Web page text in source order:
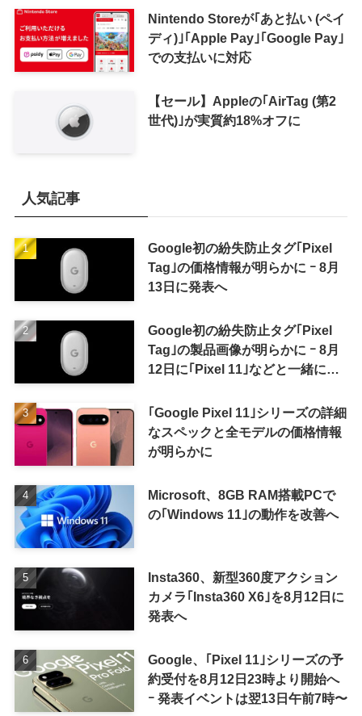
Nintendo Storeが｢あと払い (ペイ
ディ)｣｢Apple Pay｣｢Google Pay｣
での支払いに対応
【セール】Appleの｢AirTag (第2
世代)｣が実質約18%オフに
人気記事
Google初の紛失防止タグ｢Pixel
Tag｣の価格情報が明らかに ｰ 8月
13日に発表へ
Google初の紛失防止タグ｢Pixel
Tag｣の製品画像が明らかに ｰ 8月
12日に｢Pixel 11｣などと一緒に発
｢Google Pixel 11｣シリーズの詳細
なスペックと全モデルの価格情報
が明らかに
Microsoft、8GB RAM搭載PCで
の｢Windows 11｣の動作を改善へ
Insta360、新型360度アクション
カメラ｢Insta360 X6｣を8月12日に
発表へ
Google、｢Pixel 11｣シリーズの予
約受付を8月12日23時より開始へ
ｰ 発表イベントは翌13日午前7時〜